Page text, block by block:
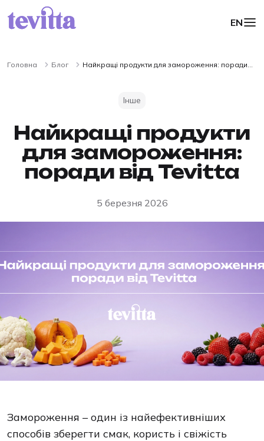
EN
Головна Блог
Найкращі продукти для замороження: поради
Інше
Найкращі продукти
для замороження:
поради від Tevitta
5 березня 2026
Замороження – один із найефективніших
способів зберегти смак, користь і свіжість